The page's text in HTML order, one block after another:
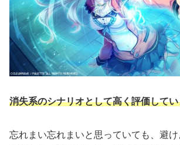
消失系のシナリオとして高く評価して
忘れまい忘れまいと思っていても、避